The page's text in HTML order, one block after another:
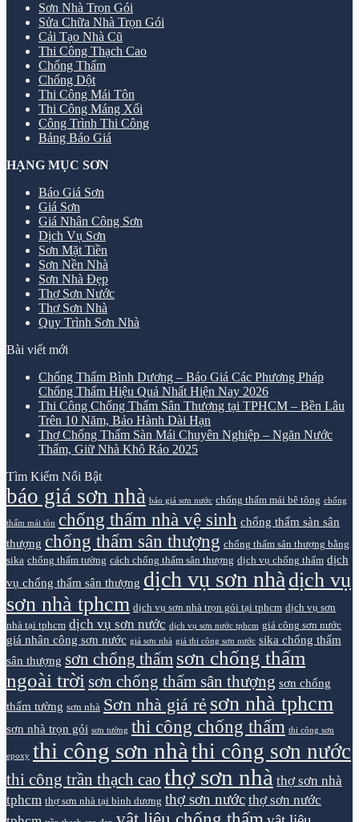
Sơn Nhà Trọn Gói
Sửa Chữa Nhà Trọn Gói
Cải Tạo Nhà Cũ
Thi Công Thạch Cao
Chống Thấm
Chống Dột
Thi Công Mái Tôn
Thi Công Máng Xối
Công Trình Thi Công
Bảng Báo Giá
HẠNG MỤC SƠN
Báo Giá Sơn
Giá Sơn
Giá Nhân Công Sơn
Dịch Vụ Sơn
Sơn Mặt Tiền
Sơn Nền Nhà
Sơn Nhà Đẹp
Thợ Sơn Nước
Thợ Sơn Nhà
Quy Trình Sơn Nhà
Bài viết mới
Chống Thấm Bình Dương – Báo Giá Các Phương Pháp
Chống Thấm Hiệu Quả Nhất Hiện Nay 2026
Thi Công Chống Thấm Sân Thượng tại TPHCM – Bền Lâu
Trên 10 Năm, Bảo Hành Dài Hạn
Thợ Chống Thấm Sàn Mái Chuyên Nghiệp – Ngăn Nước
Thấm, Giữ Nhà Khô Ráo 2025
Tìm Kiếm Nổi Bật
báo giá sơn nhà báo giá sơn nước chống thấm mái bê tông chống
thấm mái tôn chống thấm nhà vệ sinh chống thấm sàn sân
thượng chống thấm sân thượng chống thấm sân thượng bằng
sika chống thấm tường cách chống thấm sân thượng dịch vụ chống thấm dịch
vụ chống thấm sân thượng dịch vụ sơn nhà dịch vụ
sơn nhà tphcm dịch vụ sơn nhà trọn gói tại tphcm dịch vụ sơn
nhà tại tphcm dịch vụ sơn nước dịch vụ sơn nước tphcm giá công sơn nước
giá nhân công sơn nước giá sơn nhà giá thi công sơn nước sika chống thấm
sân thượng sơn chống thấm sơn chống thấm
ngoài trời sơn chống thấm sân thượng sơn chống
thấm tường sơn nhà Sơn nhà giá rẻ sơn nhà tphcm
sơn nhà trọn gói sơn tường thi công chống thấm thi công sơn
epoxy thi công sơn nhà thi công sơn nước
thi công trần thạch cao thợ sơn nhà thợ sơn nhà
tphcm thợ sơn nhà tại bình dương thợ sơn nước thợ sơn nước